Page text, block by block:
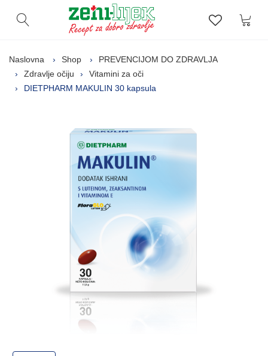
Otvori pretragu Lista
Naslovna Shop
PREVENCIJOM DO ZDRAVLJA
Zdravlje očiju
Vitamini za oči
DIETPHARM MAKULIN 30 kapsula